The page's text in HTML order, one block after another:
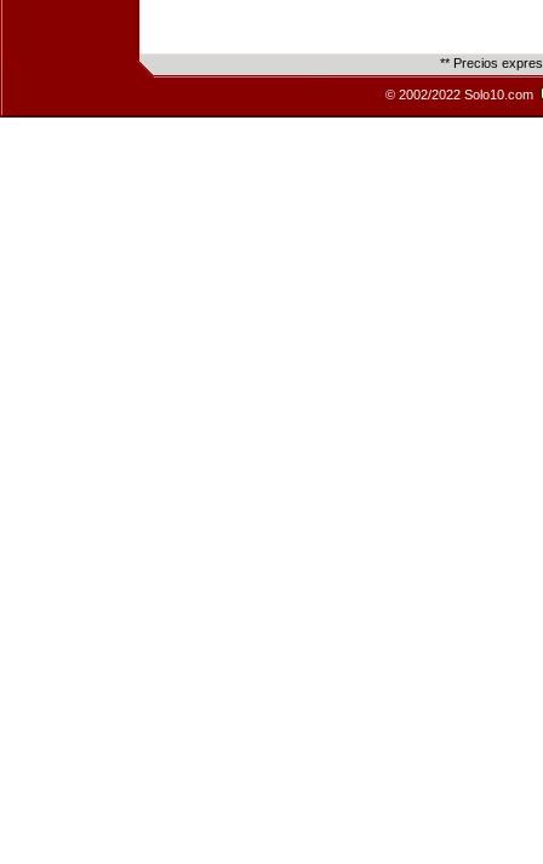
** Precios
© 2002/2022 Solo10.com